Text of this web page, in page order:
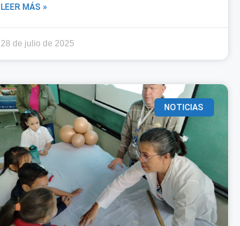
LEER MÁS »
28 de julio de 2025
NOTICIAS